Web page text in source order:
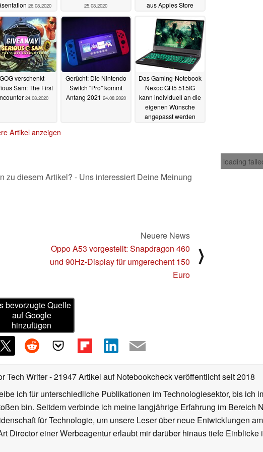
26.08.2020 25.08.2020
aus Apples Store
verschenkt
Sam: The First
24.08.2020
Gerücht: Die Nintendo
Switch "Pro" kommt
Anfang 2021 24.08.2020
Das Gaming-Notebook
Nexoc GH5 515IG
kann individuell an die
eigenen Wünsche
angepasst werden
Artikel anzeigen
loading
zu diesem Artikel? - Uns interessiert Deine Meinung
Neuere News
Oppo A53 vorgestellt: Snapdragon 460
und 90Hz-Display für umgerechent 150
Euro
⟩
bevorzugte Quelle
auf Google
hinzufügen
Tech Writer- 21947 Artikel auf Notebookcheck veröffentlichtseit 2018
ich für unterschiedliche Publikationen im Technologiesektor, bis ich
bin. Seitdem verbinde ich meine langjährige Erfahrung im Bereich
für Technologie, um unsere Leser über neue Entwicklungen
Director einer Werbeagentur erlaubt mir darüber hinaus tiefe